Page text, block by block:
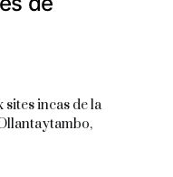
incas de la